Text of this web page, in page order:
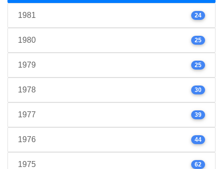
1981 24
1980 25
1979 25
1978 30
1977 39
1976 44
1975 62